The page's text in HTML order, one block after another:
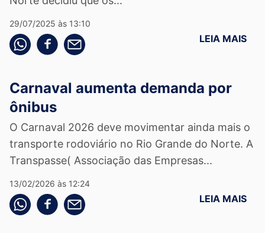
29/07/2025 às 13:10
Compartilhe pelo whatsapp
Compartilhar no facebook
Compartilhe pelo email LEIA MAIS
Carnaval aumenta demanda por
ônibus
O Carnaval 2026 deve movimentar ainda mais o
transporte rodoviário no Rio Grande do Norte. A
Transpasse( Associação das Empresas...
13/02/2026 às 12:24
Compartilhe pelo whatsapp
Compartilhar no facebook
Compartilhe pelo email LEIA MAIS